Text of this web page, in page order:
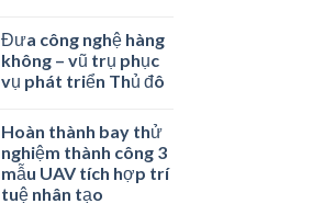
Đưa công nghệ hàng
không – vũ trụ phục
vụ phát triển Thủ đô
Hoàn thành bay thử
nghiệm thành công 3
mẫu UAV tích hợp trí
tuệ nhân tạo